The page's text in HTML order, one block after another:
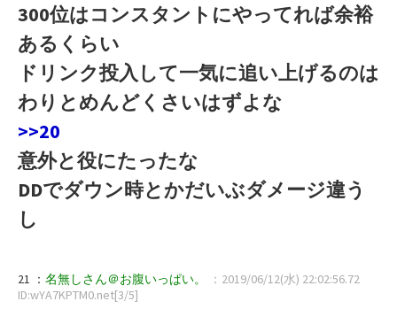
300位はコンスタントにやってれば余裕
あるくらい
ドリンク投入して一気に追い上げるのは
わりとめんどくさいはずよな
>>20
意外と役にたったな
DDでダウン時とかだいぶダメージ違う
し
21 ： 名無しさん＠お腹いっぱい。
：2019/06/12(水) 22:02:56.72
ID:wYA7KPTM0.net[3/5]